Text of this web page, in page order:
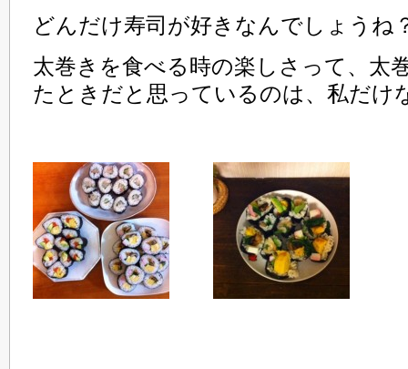
どんだけ寿司が好きなんでしょうね
太巻きを食べる時の楽しさって、太
たときだと思っているのは、私だけ